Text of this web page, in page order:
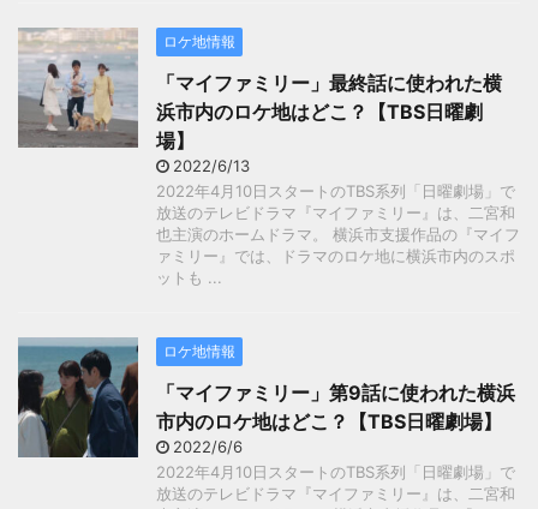
ロケ地情報
「マイファミリー」最終話に使われた横
浜市内のロケ地はどこ？【TBS日曜劇
場】
2022/6/13
2022年4月10日スタートのTBS系列「日曜劇場」で
放送のテレビドラマ『マイファミリー』は、二宮和
也主演のホームドラマ。 横浜市支援作品の『マイフ
ァミリー』では、ドラマのロケ地に横浜市内のスポ
ットも ...
ロケ地情報
「マイファミリー」第9話に使われた横浜
市内のロケ地はどこ？【TBS日曜劇場】
2022/6/6
2022年4月10日スタートのTBS系列「日曜劇場」で
放送のテレビドラマ『マイファミリー』は、二宮和